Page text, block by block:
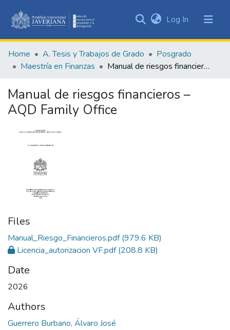
&
Collections
Statistics
Log In (current)
Home A. Tesis y Trabajos de Grado
Posgrado
Maestría en Finanzas
Manual de riesgos financieros – AQD Family Office
Manual de riesgos financieros –
AQD Family Office
Files
Manual_Riesgo_Financieros.pdf(979.6 KB)
Licencia_autorizacion VF.pdf(208.8 KB)
Date
2026
Authors
Guerrero Burbano, Álvaro José